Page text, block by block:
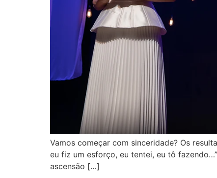
Vamos começar com sinceridade? Os
eu fiz um esforço, eu tentei, eu tô
ascensão […]